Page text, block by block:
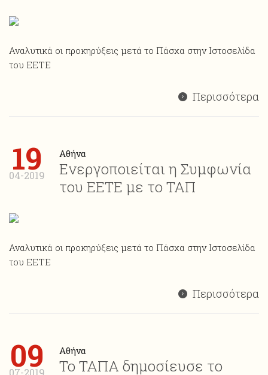
Αναλυτικά οι προκηρύξεις μετά το Πάσχα στην Ιστοσελίδα
του ΕΕΤΕ
Περισσότερα
19
04-2019
Αθήνα
Ενεργοποιείται η Συμφωνία
του ΕΕΤΕ με το ΤΑΠ
Αναλυτικά οι προκηρύξεις μετά το Πάσχα στην Ιστοσελίδα
του ΕΕΤΕ
Περισσότερα
09
07-2019
Aθήνα
Το ΤΑΠΑ δημοσίευσε το